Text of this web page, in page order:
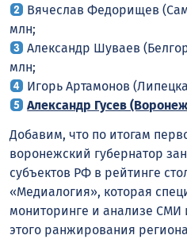
Вячеслав Федорищев
млн;
Александр Шуваев
млн;
Игорь Артамонов
Александр Гусев
Добавим, что по итогам
воронежский губернатор
субъектов РФ в рейтинге
«Медиалогия», которая
мониторинге и анализе СМИ
этого ранжирования